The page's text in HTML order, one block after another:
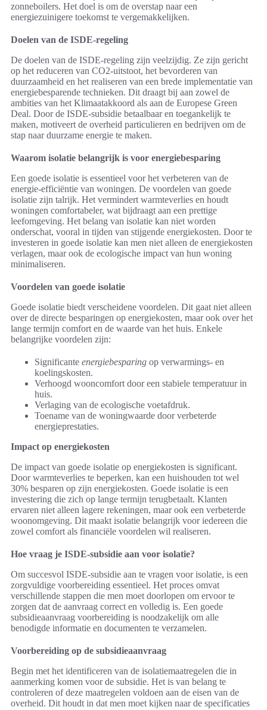
zonneboilers. Het doel is om de overstap naar een
energiezuinigere toekomst te vergemakkelijken.
Doelen van de ISDE-regeling
De doelen van de ISDE-regeling zijn veelzijdig. Ze zijn gericht
op het reduceren van CO2-uitstoot, het bevorderen van
duurzaamheid en het realiseren van een brede implementatie van
energiebesparende technieken. Dit draagt bij aan zowel de
ambities van het Klimaatakkoord als aan de Europese Green
Deal. Door de ISDE-subsidie betaalbaar en toegankelijk te
maken, motiveert de overheid particulieren en bedrijven om de
stap naar duurzame energie te maken.
Waarom isolatie belangrijk is voor energiebesparing
Een goede isolatie is essentieel voor het verbeteren van de
energie-efficiëntie van woningen. De voordelen van goede
isolatie zijn talrijk. Het vermindert warmteverlies en houdt
woningen comfortabeler, wat bijdraagt aan een prettige
leefomgeving. Het belang van isolatie kan niet worden
onderschat, vooral in tijden van stijgende energiekosten. Door te
investeren in goede isolatie kan men niet alleen de energiekosten
verlagen, maar ook de ecologische impact van hun woning
minimaliseren.
Voordelen van goede isolatie
Goede isolatie biedt verscheidene voordelen. Dit gaat niet alleen
over de directe besparingen op energiekosten, maar ook over het
lange termijn comfort en de waarde van het huis. Enkele
belangrijke voordelen zijn:
Significante energiebesparing op verwarmings- en
koelingskosten.
Verhoogd wooncomfort door een stabiele temperatuur in
huis.
Verlaging van de ecologische voetafdruk.
Toename van de woningwaarde door verbeterde
energieprestaties.
Impact op energiekosten
De impact van goede isolatie op energiekosten is significant.
Door warmteverlies te beperken, kan een huishouden tot wel
30% besparen op zijn energiekosten. Goede isolatie is een
investering die zich op lange termijn terugbetaalt. Klanten
ervaren niet alleen lagere rekeningen, maar ook een verbeterde
woonomgeving. Dit maakt isolatie belangrijk voor iedereen die
zowel comfort als financiële voordelen wil realiseren.
Hoe vraag je ISDE-subsidie aan voor isolatie?
Om succesvol ISDE-subsidie aan te vragen voor isolatie, is een
zorgvuldige voorbereiding essentieel. Het proces omvat
verschillende stappen die men moet doorlopen om ervoor te
zorgen dat de aanvraag correct en volledig is. Een goede
subsidieaanvraag voorbereiding is noodzakelijk om alle
benodigde informatie en documenten te verzamelen.
Voorbereiding op de subsidieaanvraag
Begin met het identificeren van de isolatiemaatregelen die in
aanmerking komen voor de subsidie. Het is van belang te
controleren of deze maatregelen voldoen aan de eisen van de
overheid. Dit houdt in dat men moet kijken naar de specificaties